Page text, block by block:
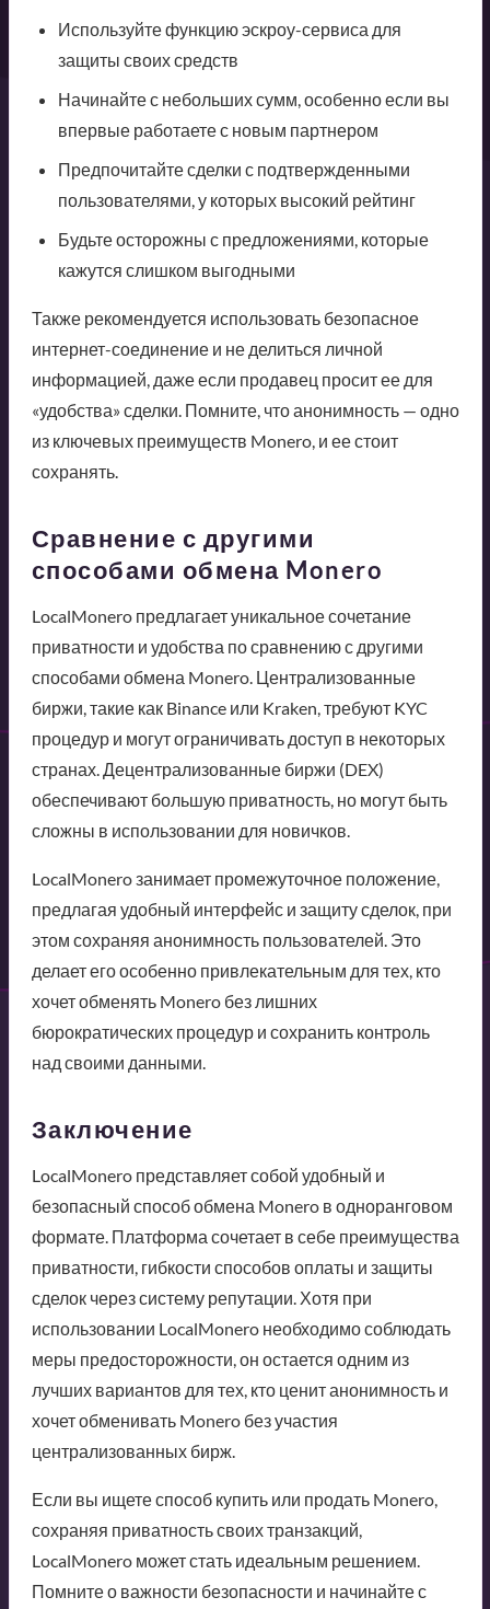
Используйте функцию эскроу-сервиса для
защиты своих средств
Начинайте с небольших сумм, особенно если вы
впервые работаете с новым партнером
Предпочитайте сделки с подтвержденными
пользователями, у которых высокий рейтинг
Будьте осторожны с предложениями, которые
кажутся слишком выгодными
Также рекомендуется использовать безопасное
интернет-соединение и не делиться личной
информацией, даже если продавец просит ее для
«удобства» сделки. Помните, что анонимность — одно
из ключевых преимуществ Monero, и ее стоит
сохранять.
Сравнение с другими
способами обмена Monero
LocalMonero предлагает уникальное сочетание
приватности и удобства по сравнению с другими
способами обмена Monero. Централизованные
биржи, такие как Binance или Kraken, требуют KYC
процедур и могут ограничивать доступ в некоторых
странах. Децентрализованные биржи (DEX)
обеспечивают большую приватность, но могут быть
сложны в использовании для новичков.
LocalMonero занимает промежуточное положение,
предлагая удобный интерфейс и защиту сделок, при
этом сохраняя анонимность пользователей. Это
делает его особенно привлекательным для тех, кто
хочет обменять Monero без лишних
бюрократических процедур и сохранить контроль
над своими данными.
Заключение
LocalMonero представляет собой удобный и
безопасный способ обмена Monero в одноранговом
формате. Платформа сочетает в себе преимущества
приватности, гибкости способов оплаты и защиты
сделок через систему репутации. Хотя при
использовании LocalMonero необходимо соблюдать
меры предосторожности, он остается одним из
лучших вариантов для тех, кто ценит анонимность и
хочет обменивать Monero без участия
централизованных бирж.
Если вы ищете способ купить или продать Monero,
сохраняя приватность своих транзакций,
LocalMonero может стать идеальным решением.
Помните о важности безопасности и начинайте с